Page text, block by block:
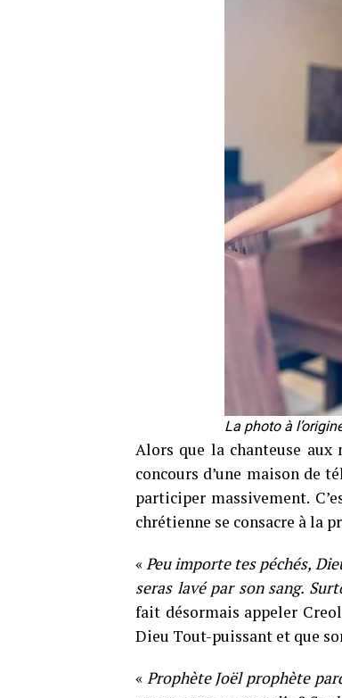
La photo à
Alors que la chanteuse aux
concours d’une maison de
participer massivement.
chrétienne se consacre à la
«Peu importe tes péchés,
seras lavé par son sang.
fait désormais appeler
Dieu Tout-puissant et que
« Prophète Joël prophète